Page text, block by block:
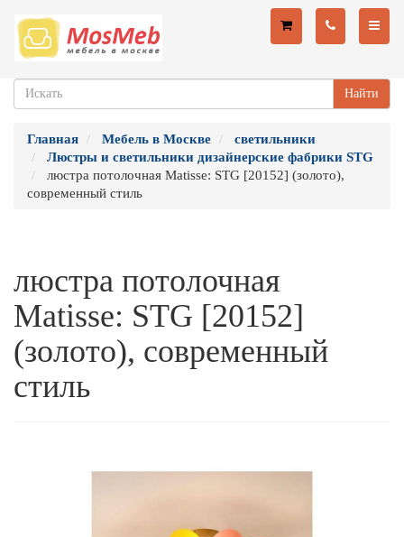
Найти
Главная Мебель в Москве
светильники
Люстры и светильники дизайнерские фабрики STG
люстра потолочная Matisse: STG [20152] (золото),
современный стиль
люстра потолочная
Matisse: STG [20152]
(золото), современный
стиль